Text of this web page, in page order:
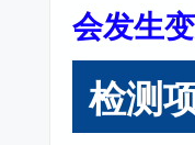
会发生
检测